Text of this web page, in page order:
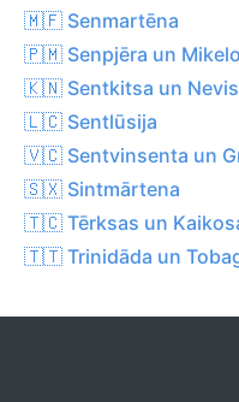
🇲🇫 Senmartēna
🇵🇲 Senpjēra un
🇰🇳 Sentkitsa un
🇱🇨 Sentlūsija
🇻🇨 Sentvinsenta un
🇸🇽 Sintmārtena
🇹🇨 Tērksas un
🇹🇹 Trinidāda un